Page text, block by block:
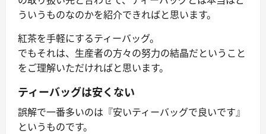
ういうものなのかを紹介できればと思います。
紅茶を手軽にするティーバッグ。
でもそれは、生産者の方々の努力の結晶だということ
をご理解いただければと思います。
ティーバッグは安くない
誤解で一番多いのは『安いティーバッグで良いです』
というものです。